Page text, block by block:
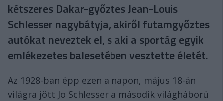
kétszeres Dakar-győztes Jean-Louis
Schlesser nagybátyja, akiről futamgyőztes
autókat neveztek el, s aki a sportág egyik
emlékezetes balesetében vesztette életét.
Az 1928-ban épp ezen a napon, május 18-án
világra jött Jo Schlesser a második világháború